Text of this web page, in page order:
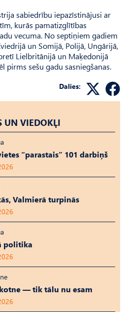
sabiedrību iepazīstinājusi ar
kurās pamatizglītības
vecuma. No septiņiem gadiem
un Somijā, Polijā, Ungārijā,
Lielbritānijā un Ma­ķedonijā
pirms sešu gadu sasniegšanas.
Dalies:
UN VIEDOKĻI
“parastais” 101 darbiņš
Valmierā turpinās
politika
— tik tālu nu esam